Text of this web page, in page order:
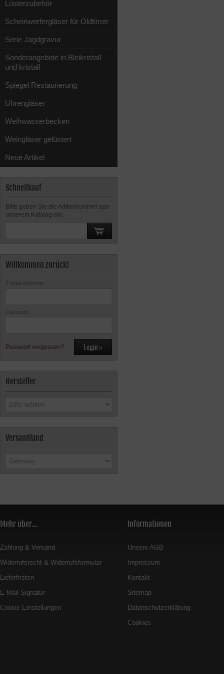
Lüsterzubehör
Scheinwerfergläser für Oldtimer
Serie Jagdgravur
Sonderangebote in Bleikristall
und kristall
Spiegel Restaurierung
Uhrengläser
Weihwasserbecken
Weingläser gelüstert
Neue Artikel
Schnellkauf
Bitte geben Sie die Artikelnummer aus
unserem Katalog ein.
Willkommen zurück!
E-Mail-Adresse:
Passwort:
Passwort vergessen?
Hersteller
Versandland
Mehr über...
Zahlung & Versand
Widerrufsrecht & Widerrufsformular
Lieferfristen
E-Mail Signatur
Cookie Einstellungen
Informationen
Unsere AGB
Impressum
Kontakt
Sitemap
Datenschutzerklärung
Cookies